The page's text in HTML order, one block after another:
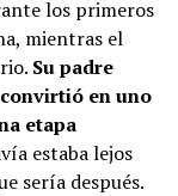
los primeros
mientras el
Su padre
en uno
etapa
estaba lejos
sería después.